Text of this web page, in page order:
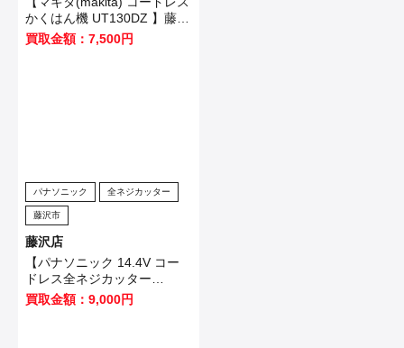
かくはん機 UT130DZ 】藤沢
市のお客様から買取させてい
ただきました！
買取金額：7,500円
パナソニック 全ネジカッター
藤沢市
藤沢店
【パナソニック 14.4V コー
ドレス全ネジカッター
EZ4540LZ2S-B 】藤沢市の
お客様から買取させていただ
買取金額：9,000円